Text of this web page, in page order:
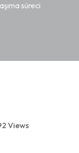
süreci
Views